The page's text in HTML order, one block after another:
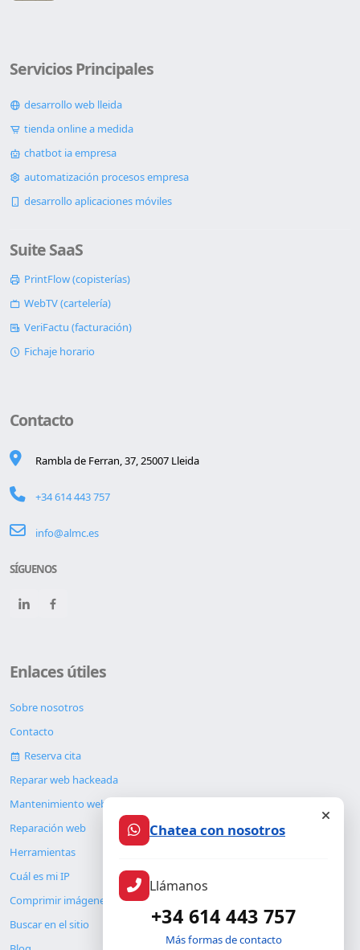
Servicios Principales
desarrollo web lleida
tienda online a medida
chatbot ia empresa
automatización procesos empresa
desarrollo aplicaciones móviles
Suite SaaS
PrintFlow (copisterías)
WebTV (cartelería)
VeriFactu (facturación)
Fichaje horario
Contacto
Rambla de Ferran, 37, 25007 Lleida
+34 614 443 757
info@almc.es
SÍGUENOS
Enlaces útiles
Sobre nosotros
Contacto
Reserva cita
Reparar web hackeada
Mantenimiento web
Reparación web
Herramientas
Cuál es mi IP
Comprimir imágenes
Buscar en el sitio
Chatea con nosotros
Llámanos
+34 614 443 757
Más formas de contacto